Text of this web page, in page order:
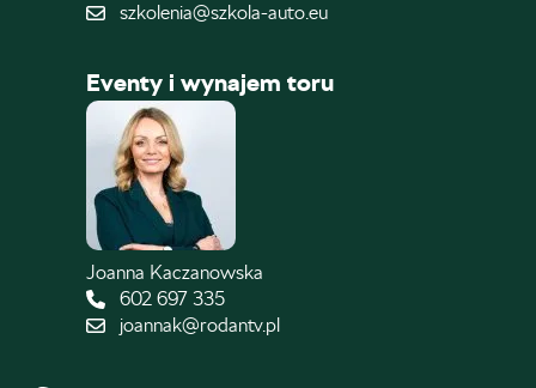
szkolenia@szkola-auto.eu
Eventy i wynajem toru
Joanna Kaczanowska
602 697 335
joannak@rodantv.pl